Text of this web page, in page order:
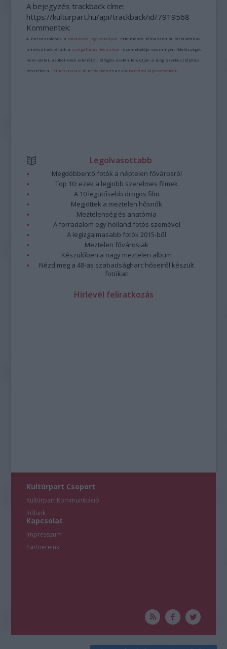
A bejegyzés trackback címe:
https://kulturpart.hu/api/trackback/id/7919568
Kommentek:
A hozzászólások avonatkozó jogszabályok értelmében felhasználói tartalomnak
minősülnek, értük a szolgáltatás technikai üzemeltetője semmilyen felelősséget
nem vállal, azokat nem ellenőrzi. Kifogás esetén forduljon a blog szerkesztőjéhez.
Részletek a Felhasználási feltételekben és azadatvédelmi tájékoztatóban
Legolvasottabb
Megdöbbentő fotók a néptelen fővárosról
Top 10: ezek a legjobb szerelmes filmek
A 10 legütősebb drogos film
Megjöttek a meztelen hősnők
Meztelenség és anatómia
A forradalom egy holland fotós szemével
A legizgalmasabb fotók 2015-ből
Meztelen fővárosiak
Készülőben a nagy meztelen album
Nézd meg a 48-as szabadságharc hőseiről készült
fotókat!
Hírlevél feliratkozás
Kultúrpart Csoport
Kultúrpart Kommunikáció
Rólunk
Kapcsolat
Impresszum
Partnereink